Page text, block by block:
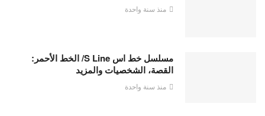
منذ سنة واحدة
مسلسل خط اس S Line/ الخط الأحمر:
القصة، الشخصيات والمزيد
منذ سنة واحدة